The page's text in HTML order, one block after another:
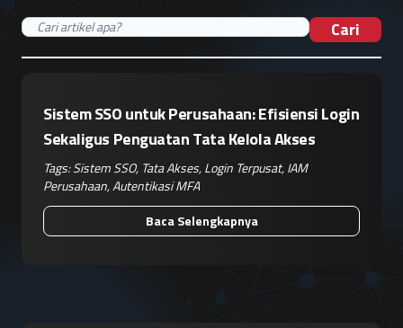
Cari
Sistem SSO untuk Perusahaan: Efisiensi Login
Sekaligus Penguatan Tata Kelola Akses
Tags:Sistem SSO, Tata Akses,Login Terpusat,IAM
Perusahaan,Autentikasi MFA
Baca Selengkapnya